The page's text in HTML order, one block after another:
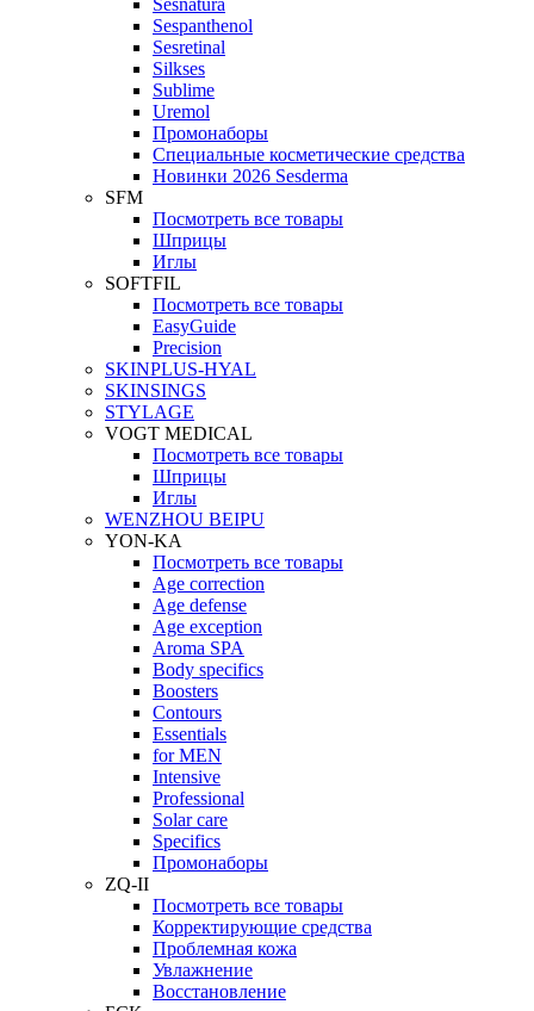
Sesnatura
Sespanthenol
Sesretinal
Silkses
Sublime
Uremol
Промонаборы
Специальные косметические средства
Новинки 2026 Sesderma
SFM
Посмотреть все товары
Шприцы
Иглы
SOFTFIL
Посмотреть все товары
EasyGuide
Precision
SKINPLUS-HYAL
SKINSINGS
STYLAGE
VOGT MEDICAL
Посмотреть все товары
Шприцы
Иглы
WENZHOU BEIPU
YON-KA
Посмотреть все товары
Age correction
Age defense
Age exception
Aroma SPA
Body specifics
Boosters
Contours
Essentials
for MEN
Intensive
Professional
Solar care
Specifics
Промонаборы
ZQ-II
Посмотреть все товары
Корректирующие средства
Проблемная кожа
Увлажнение
Восстановление